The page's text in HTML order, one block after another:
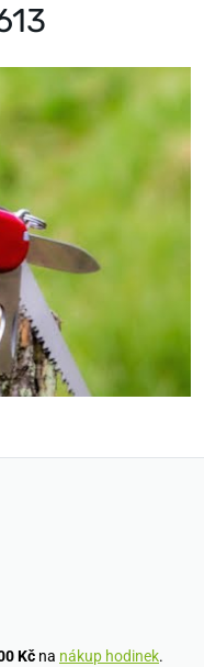
Kč na nákup hodinek.